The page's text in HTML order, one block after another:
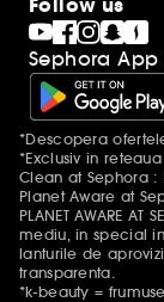
Sephora App
Mentiuni
*Descopera
*Exclusiv in
Clean at Sephora
Planet Aware at
PLANET AWARE
mediu, in special
lanturile de
transparenta.
*k-beauty =